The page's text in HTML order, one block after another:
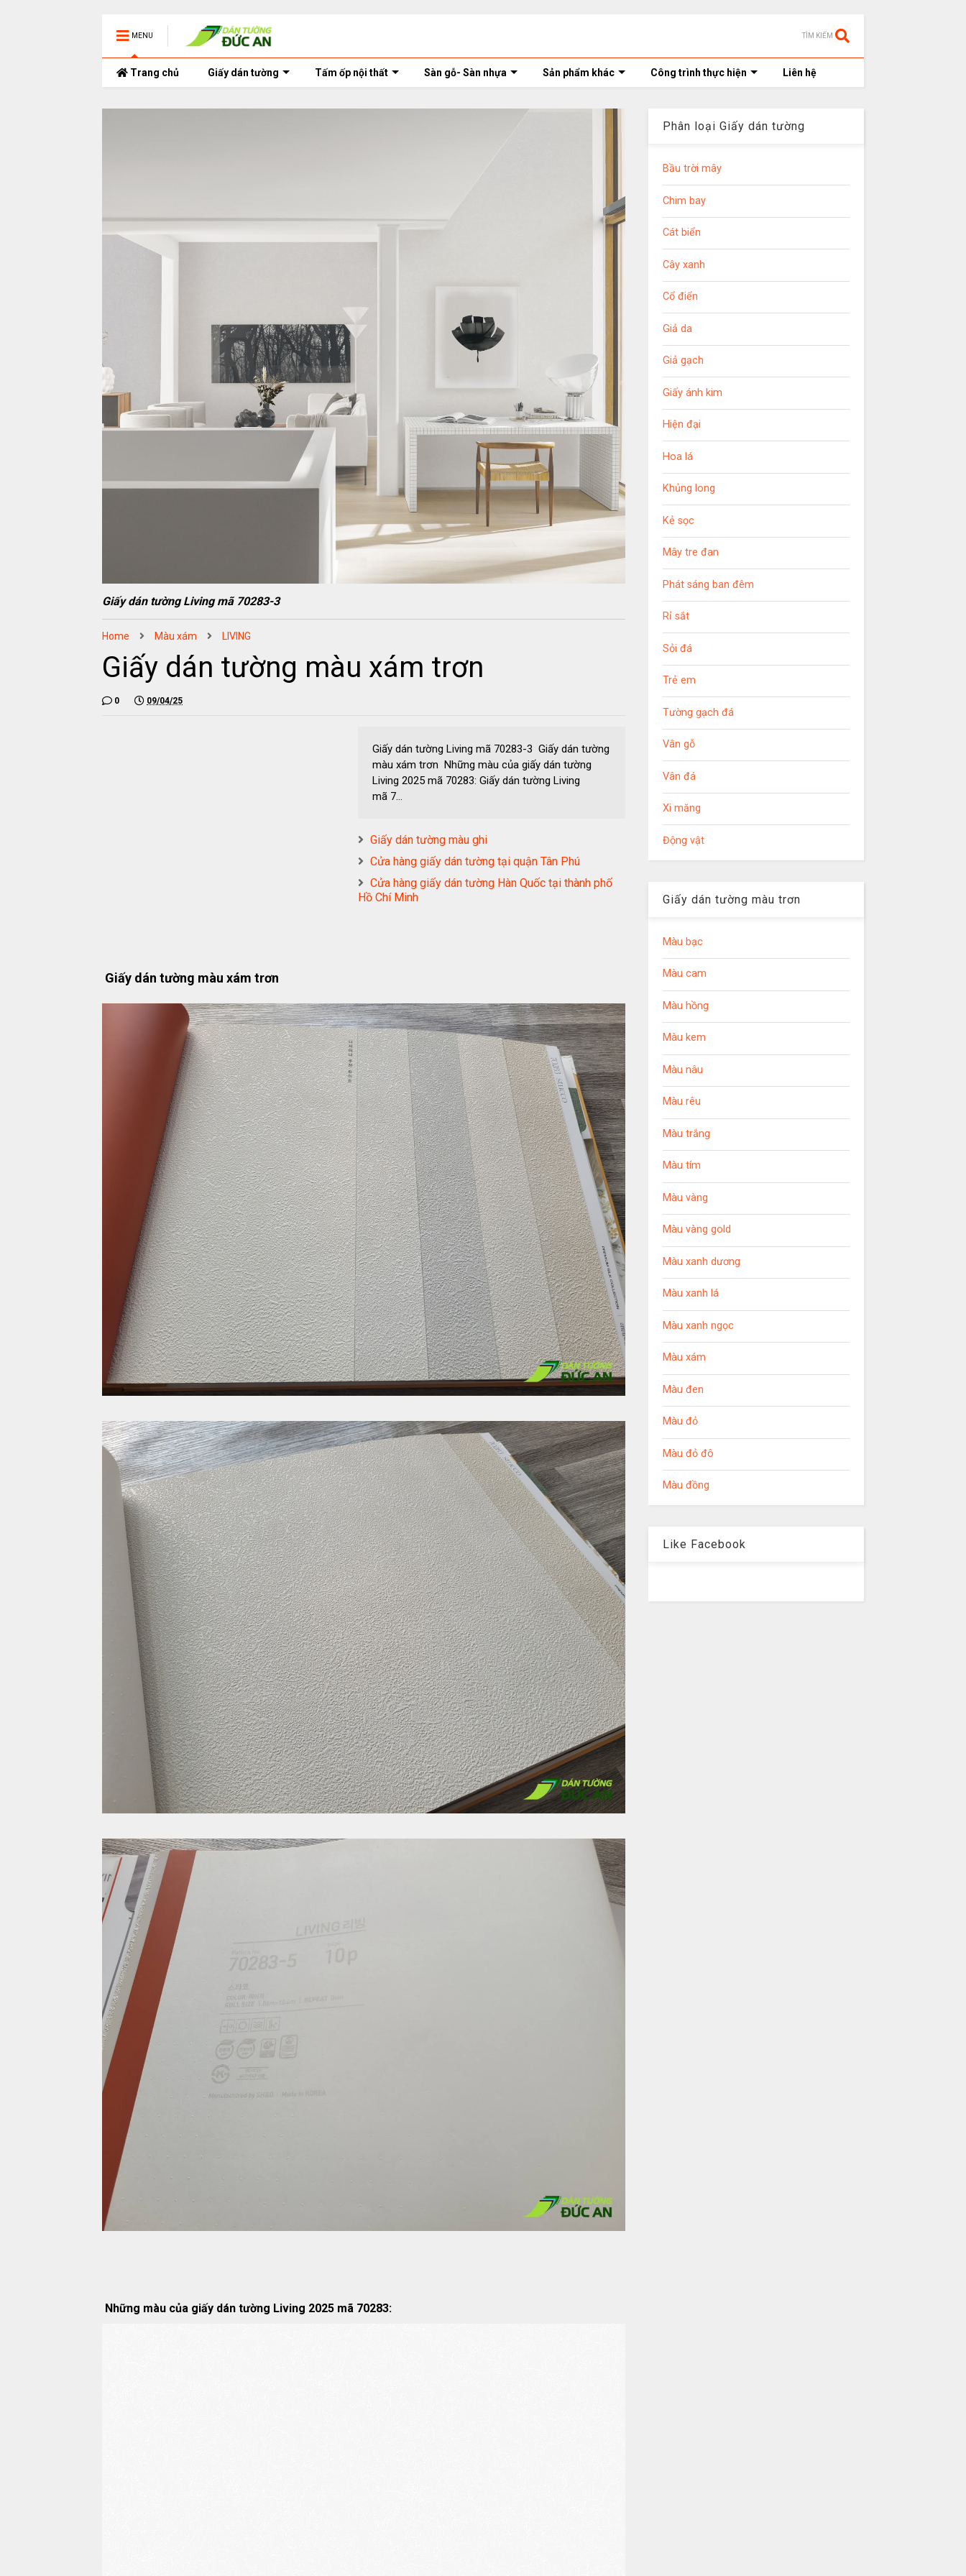
MENU TÌM KIẾM
Trang chủ Giấy dán tường Tấm ốp nội thất Sàn gỗ- Sàn nhựa Sản phẩm khác Công trình thực hiện Liên hệ
Giấy dán tường Living mã 70283-3
Home Màu xám LIVING
Giấy dán tường màu xám trơn
0 09/04/25
Giấy dán tường Living mã 70283-3 Giấy dán tường
màu xám trơn Những màu của giấy dán tường
Living 2025 mã 70283: Giấy dán tường Living
mã 7...
Giấy dán tường màu ghi
Cửa hàng giấy dán tường tại quận Tân Phú
Cửa hàng giấy dán tường Hàn Quốc tại thành phố
Hồ Chí Minh
Giấy dán tường màu xám trơn
Những màu của giấy dán tường Living 2025 mã 70283:
Phân loại Giấy dán tường
Bầu trời mây
Chim bay
Cát biển
Cây xanh
Cổ điển
Giả da
Giả gạch
Giấy ánh kim
Hiện đại
Hoa lá
Khủng long
Kẻ sọc
Mây tre đan
Phát sáng ban đêm
Rỉ sắt
Sỏi đá
Trẻ em
Tường gạch đá
Vân gỗ
Vân đá
Xi măng
Động vật
Giấy dán tường màu trơn
Màu bạc
Màu cam
Màu hồng
Màu kem
Màu nâu
Màu rêu
Màu trắng
Màu tím
Màu vàng
Màu vàng gold
Màu xanh dương
Màu xanh lá
Màu xanh ngọc
Màu xám
Màu đen
Màu đỏ
Màu đỏ đô
Màu đồng
Like Facebook